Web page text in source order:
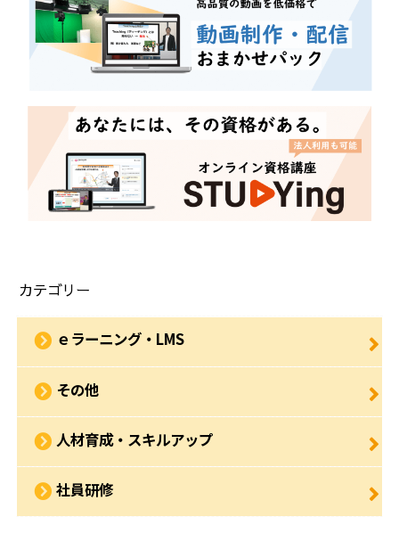
カテゴリー
ｅラーニング・LMS
その他
人材育成・スキルアップ
社員研修